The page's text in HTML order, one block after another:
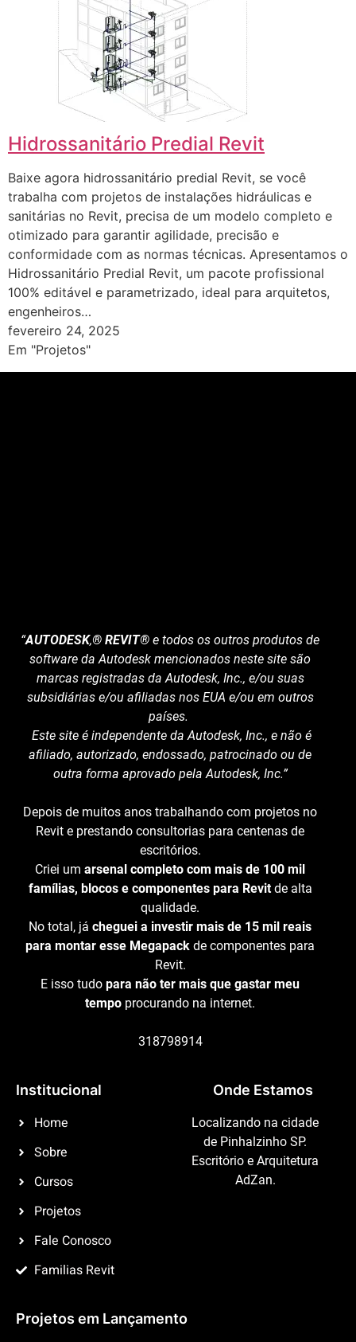
Hidrossanitário Predial Revit
Baixe agora hidrossanitário predial Revit, se você
trabalha com projetos de instalações hidráulicas e
sanitárias no Revit, precisa de um modelo completo e
otimizado para garantir agilidade, precisão e
conformidade com as normas técnicas. Apresentamos o
Hidrossanitário Predial Revit, um pacote profissional
100% editável e parametrizado, ideal para arquitetos,
engenheiros…
fevereiro 24, 2025
Em "Projetos"
“AUTODESK,® REVIT® e todos os outros produtos de
software da Autodesk mencionados neste site são
marcas registradas da Autodesk, Inc., e/ou suas
subsidiárias e/ou afiliadas nos EUA e/ou em outros
países.
Este site é independente da Autodesk, Inc., e não é
afiliado, autorizado, endossado, patrocinado ou de
outra forma aprovado pela Autodesk, Inc.”
Depois de muitos anos trabalhando com projetos no
Revit e prestando consultorias para centenas de
escritórios.
Criei um arsenal completo com mais de 100 mil
famílias, blocos e componentes para Revitde alta
qualidade.
No total, já cheguei a investir mais de 15 mil reais
para montar esse Megapack de componentes para
Revit.
E isso tudo para não ter mais que gastar meu
tempo procurando na internet.
318798914
Institucional
Home
Sobre
Cursos
Projetos
Fale Conosco
Familias Revit
Onde Estamos
Localizando na cidade
de Pinhalzinho SP.
Escritório e Arquitetura
AdZan.
Projetos em Lançamento